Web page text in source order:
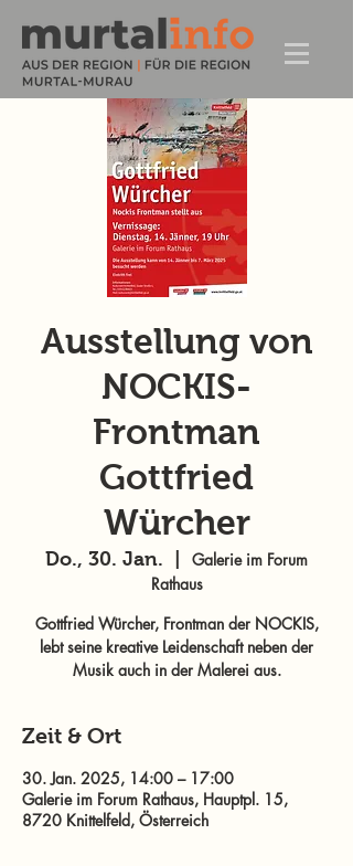
Ausstellung von
NOCKIS-
Frontman
Gottfried
Würcher
Do., 30. Jan.
Galerie im Forum
Rathaus
Gottfried Würcher, Frontman der NOCKIS,
lebt seine kreative Leidenschaft neben der
Musik auch in der Malerei aus.
Zeit & Ort
30. Jan. 2025, 14:00 – 17:00
Galerie im Forum Rathaus, Hauptpl. 15,
8720 Knittelfeld, Österreich